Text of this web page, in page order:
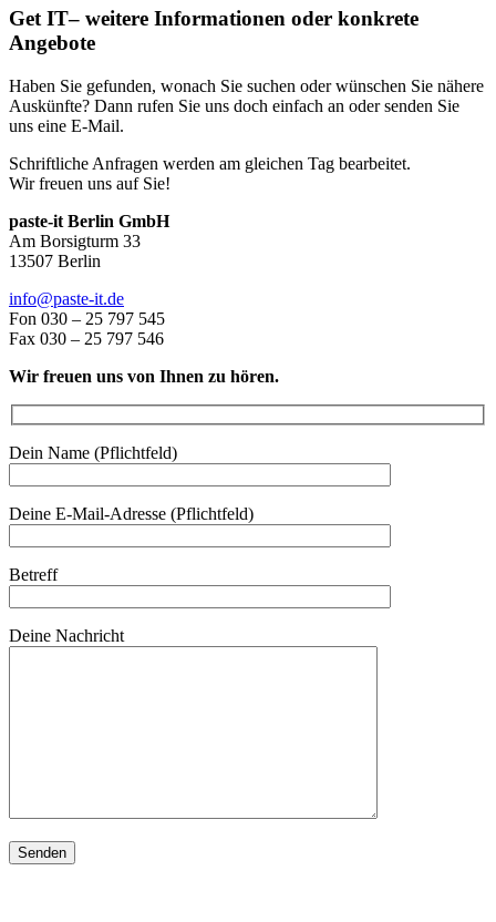
Get IT– weitere Informationen oder konkrete
Angebote
Haben Sie gefunden, wonach Sie suchen oder wünschen Sie nähere
Auskünfte? Dann rufen Sie uns doch einfach an oder senden Sie
uns eine E-Mail.
Schriftliche Anfragen werden am gleichen Tag bearbeitet.
Wir freuen uns auf Sie!
paste-it Berlin GmbH
Am Borsigturm 33
13507 Berlin
info@paste-it.de
Fon 030 – 25 797 545
Fax 030 – 25 797 546
Wir freuen uns von Ihnen zu hören.
Dein Name (Pflichtfeld)
Deine E-Mail-Adresse (Pflichtfeld)
Betreff
Deine Nachricht